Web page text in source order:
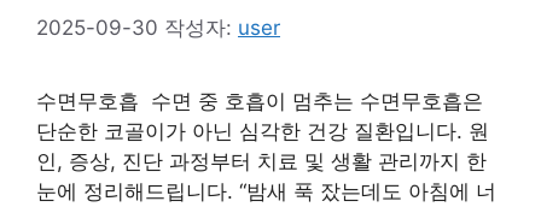
2025-09-30 작성자: user
수면무호흡 수면 중 호흡이 멈추는 수면무호흡은
단순한 코골이가 아닌 심각한 건강 질환입니다. 원
인, 증상, 진단 과정부터 치료 및 생활 관리까지 한
눈에 정리해드립니다. “밤새 푹 잤는데도 아침에 너